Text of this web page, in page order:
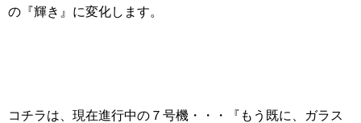
の『輝き』に変化します。
コチラは、現在進行中の７号機・・・『もう既に、ガラス